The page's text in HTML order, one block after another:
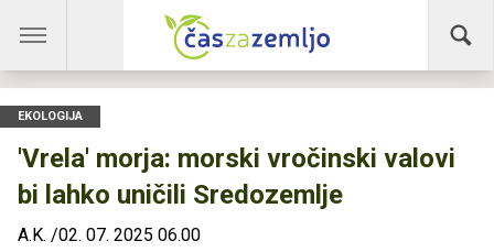
EKOLOGIJA
'Vrela' morja: morski vročinski valovi
bi lahko uničili Sredozemlje
A.K. /02. 07. 2025 06.00